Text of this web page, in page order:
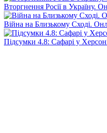
Вторгнення Росії в Україну.
Війна на Близькому Сході.
Підсумки 4.8: Сафарі у